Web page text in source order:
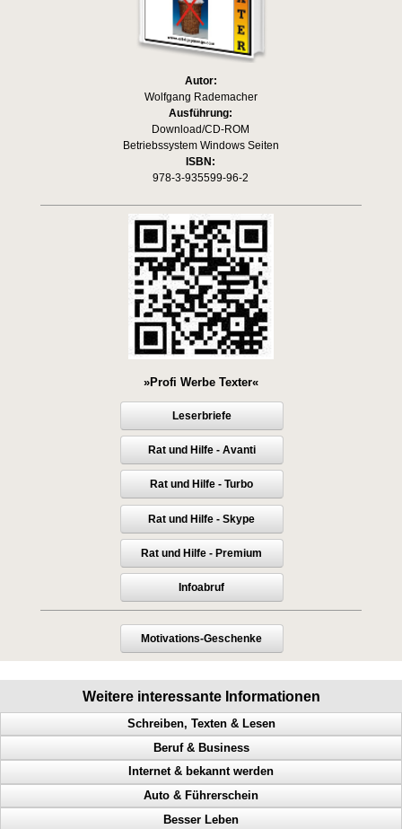
Autor:
Wolfgang Rademacher
Ausführung:
Download/CD-ROM
Betriebssystem Windows Seiten
ISBN:
978-3-935599-96-2
»Profi Werbe Texter«
Leserbriefe
Rat und Hilfe - Avanti
Rat und Hilfe - Turbo
Rat und Hilfe - Skype
Rat und Hilfe - Premium
Infoabruf
Motivations-Geschenke
Weitere interessante Informationen
Schreiben, Texten & Lesen
Doppel Content, Spinning, Neukundengewinnung, Bekanntheit
Heimverdienst, Heimarbeit, passives Einkommen, Tonstudio
Verleger werden, Stundenlohn, Verlag finden, Buch verlegen
Werbeanregung, Mailing, teure Werbung, nutzlose Werbung
Beruf & Business
Bekanntheitsgrad, Online PR, Neukundengewinnung, Doppel Content
Geld scheffeln, Geld verdienen von zuhause aus, Werbung machen
Arbeitnehmer, Traumberuf, Unternehmer, 61 Geschäftsideen
Internet & bekannt werden
Abmahnungen, Wettbewerbsverein, Neukundengewinnung,
Auto & Führerschein
Besser Leben